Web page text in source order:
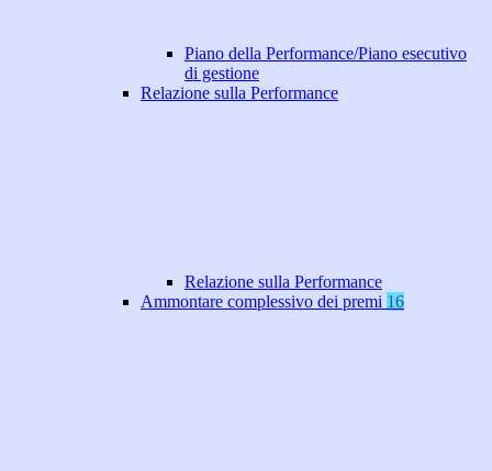
Piano della Performance/Piano esecutivo
di gestione
Relazione sulla Performance
Relazione sulla Performance
Ammontare complessivo dei premi 16